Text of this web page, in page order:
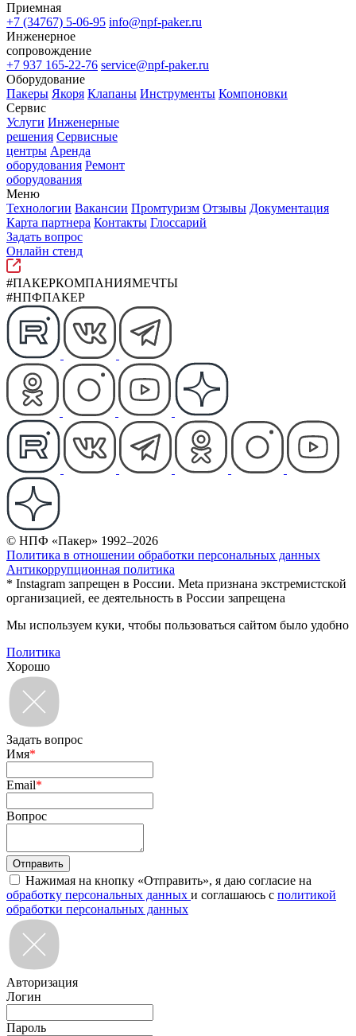
Приемная
+7 (34767) 5-06-95 info@npf-paker.ru
Инженерное
сопровождение
+7 937 165-22-76 service@npf-paker.ru
Оборудование
Пакеры Якоря Клапаны Инструменты Компоновки
Сервис
Услуги Инженерные
решения Сервисные
центры Аренда
оборудования Ремонт
оборудования
Меню
Технологии Вакансии Промтуризм Отзывы Документация
Карта партнера Контакты Глоссарий
Задать вопрос
Онлайн стенд
#ПАКЕРКОМПАНИЯМЕЧТЫ
#НПФПАКЕР
© НПФ «Пакер» 1992–2026
Политика в отношении обработки персональных данных
Антикоррупционная политика
* Instagram запрещен в России. Meta признана экстремистской
организацией, ее деятельность в России запрещена
Мы используем куки, чтобы пользоваться сайтом было удобно
Политика
Хорошо
Задать вопрос
Имя*
Email*
Вопрос
Нажимая на кнопку «Отправить», я даю согласие на
обработку персональных данных и соглашаюсь с политикой
обработки персональных данных
Авторизация
Логин
Пароль